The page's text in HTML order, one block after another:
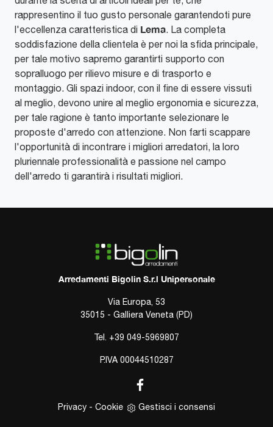
rappresentino il tuo gusto personale garantendoti pure
l'eccellenza caratteristica di Lema. La completa
soddisfazione della clientela è per noi la sfida principale,
per tale motivo sapremo garantirti supporto con
sopralluogo per rilievo misure e di trasporto e
montaggio. Gli spazi indoor, con il fine di essere vissuti
al meglio, devono unire al meglio ergonomia e sicurezza,
per tale ragione è tanto importante selezionare le
proposte d'arredo con attenzione. Non farti scappare
l'opportunità di incontrare i migliori arredatori, la loro
pluriennale professionalità e passione nel campo
dell'arredo ti garantirà i risultati migliori.
Arredamenti Bigolin S.r.l Unipersonale
Via Europa, 53
35015 - Galliera Veneta (PD)
Tel. +39 049-5969807
P.IVA 00044510287
Privacy - Cookie Gestisci i consensi